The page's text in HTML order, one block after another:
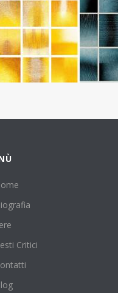
Critici